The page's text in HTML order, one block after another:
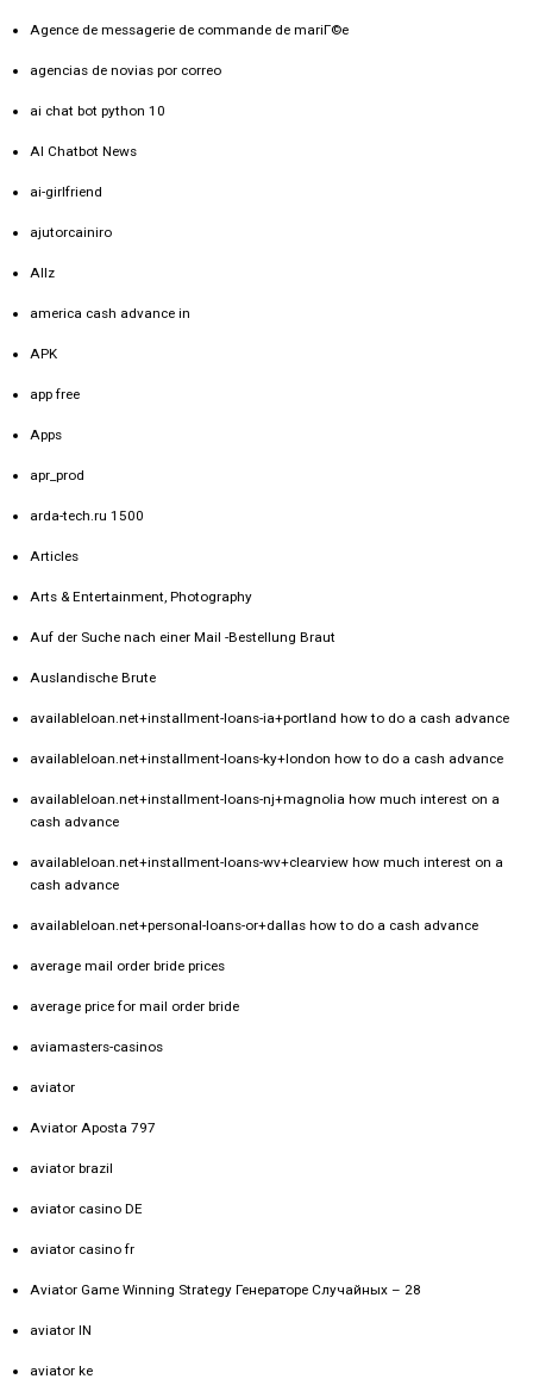
Agence de messagerie de commande de mariГ©e
agencias de novias por correo
ai chat bot python 10
AI Chatbot News
ai-girlfriend
ajutorcainiro
Allz
america cash advance in
APK
app free
Apps
apr_prod
arda-tech.ru 1500
Articles
Arts & Entertainment, Photography
Auf der Suche nach einer Mail -Bestellung Braut
Auslandische Brute
availableloan.net+installment-loans-ia+portland how to do a cash advance
availableloan.net+installment-loans-ky+london how to do a cash advance
availableloan.net+installment-loans-nj+magnolia how much interest on a
cash advance
availableloan.net+installment-loans-wv+clearview how much interest on a
cash advance
availableloan.net+personal-loans-or+dallas how to do a cash advance
average mail order bride prices
average price for mail order bride
aviamasters-casinos
aviator
Aviator Aposta 797
aviator brazil
aviator casino DE
aviator casino fr
Aviator Game Winning Strategy Генераторе Случайных – 28
aviator IN
aviator ke